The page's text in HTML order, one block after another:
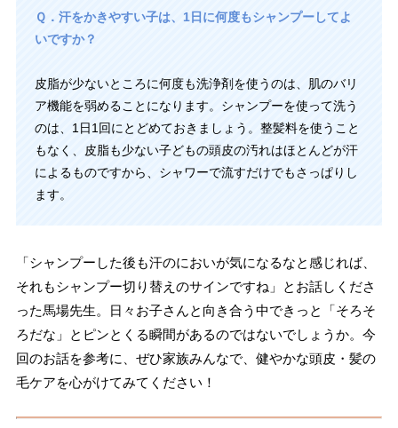
Ｑ．汗をかきやすい子は、1日に何度もシャンプーしてよ
いですか？
皮脂が少ないところに何度も洗浄剤を使うのは、肌のバリ
ア機能を弱めることになります。シャンプーを使って洗う
のは、1日1回にとどめておきましょう。整髪料を使うこと
もなく、皮脂も少ない子どもの頭皮の汚れはほとんどが汗
によるものですから、シャワーで流すだけでもさっぱりし
ます。
「シャンプーした後も汗のにおいが気になるなと感じれば、
それもシャンプー切り替えのサインですね」とお話しくださ
った馬場先生。日々お子さんと向き合う中できっと「そろそ
ろだな」とピンとくる瞬間があるのではないでしょうか。今
回のお話を参考に、ぜひ家族みんなで、健やかな頭皮・髪の
毛ケアを心がけてみてください！